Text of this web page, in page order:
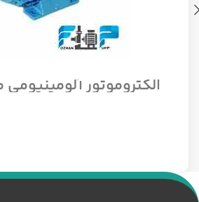
الکتروموتور آلومینیومی
سه فاز مدل 1/12 اسب 1500 دور